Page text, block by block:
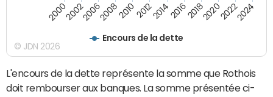
Encours de la dette
200020022006200820102012201420162018202020222024
© JDN 2026
L'encours de la dette représente la somme que Rothois
doit rembourser aux banques. La somme présentée ci-